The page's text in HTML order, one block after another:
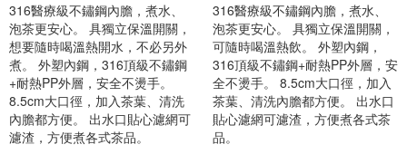
316醫療級不鏽鋼內膽，煮水、
泡茶更安心。 具獨立保溫開關，
想要隨時喝溫熱開水，不必另外
煮。 外塑內鋼，316頂級不鏽鋼
+耐熱PP外層，安全不燙手。
8.5cm大口徑，加入茶葉、清洗
內膽都方便。 出水口貼心濾網可
濾渣，方便煮各式茶品。
316醫療級不鏽鋼內膽，煮水、
泡茶更安心。 具獨立保溫開關，
可隨時喝溫熱飲。 外塑內鋼，
316頂級不鏽鋼+耐熱PP外層，安
全不燙手。 8.5cm大口徑，加入
茶葉、清洗內膽都方便。 出水口
貼心濾網可濾渣，方便煮各式茶
品。